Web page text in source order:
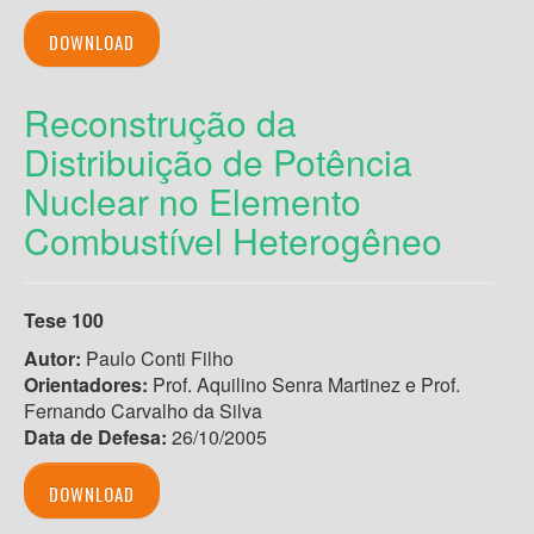
DOWNLOAD
Reconstrução da
Distribuição de Potência
Nuclear no Elemento
Combustível Heterogêneo
Tese 100
Autor: Paulo Conti Filho
Orientadores: Prof. Aquilino Senra Martinez e Prof.
Fernando Carvalho da Silva
Data de Defesa: 26/10/2005
DOWNLOAD